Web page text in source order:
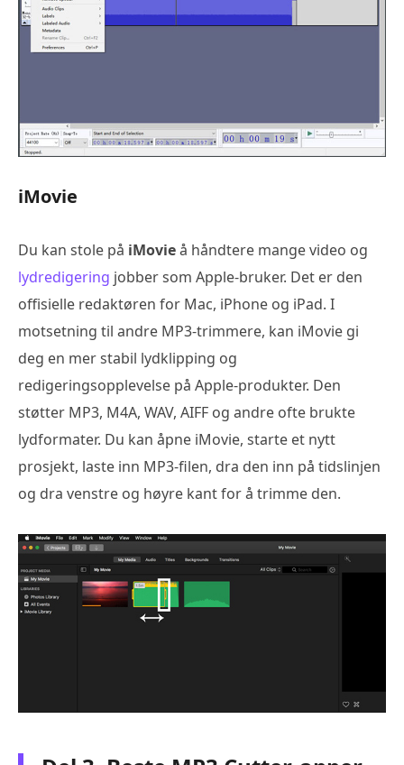
iMovie
Du kan stole på iMovieå håndtere mange video og
lydredigering jobber som Apple-bruker. Det er den
offisielle redaktøren for Mac, iPhone og iPad. I
motsetning til andre MP3-trimmere, kan iMovie gi
deg en mer stabil lydklipping og
redigeringsopplevelse på Apple-produkter. Den
støtter MP3, M4A, WAV, AIFF og andre ofte brukte
lydformater. Du kan åpne iMovie, starte et nytt
prosjekt, laste inn MP3-filen, dra den inn på tidslinjen
og dra venstre og høyre kant for å trimme den.